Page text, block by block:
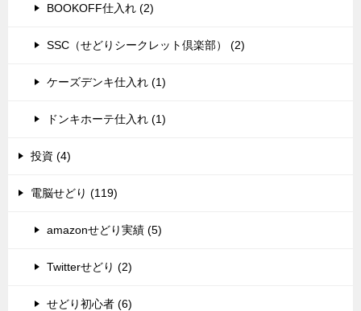
BOOKOFF仕入れ (2)
SSC（せどりシークレット倶楽部） (2)
ケーズデンキ仕入れ (1)
ドンキホーテ仕入れ (1)
投資 (4)
電脳せどり (119)
amazonせどり実績 (5)
Twitterせどり (2)
せどり初心者 (6)